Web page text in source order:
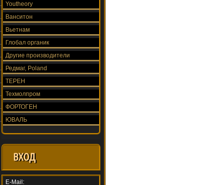
Youtheory
Ванситон
Вьетнам
Глобал органик
Другие производители
Редмаг, Poland
ТЕРЕН
Техмолпром
ФОРТОГЕН
ЮВАЛЬ
ВХОД
E-Mail: